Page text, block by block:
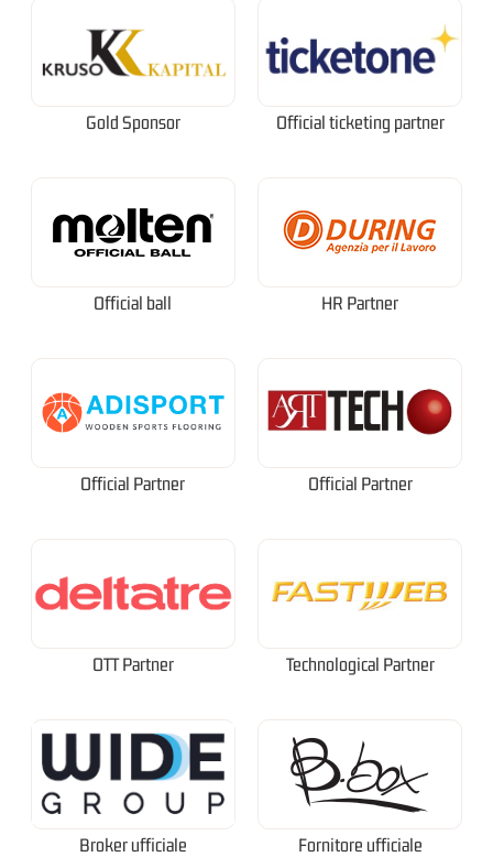
Gold Sponsor Official ticketing partner
Official ball HR Partner
Official Partner Official Partner
OTT Partner Technological Partner
Broker ufficiale Fornitore ufficiale